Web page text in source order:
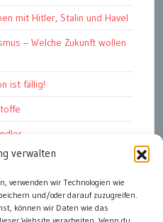
verwalten
verwenden wir Technologien wie
und/oder darauf zuzugreifen.
können wir Daten wie das
mit Hitler, Stalin und Havel
– Welche Zukunft wollen
ist fällig!
Ferien
Energiewende